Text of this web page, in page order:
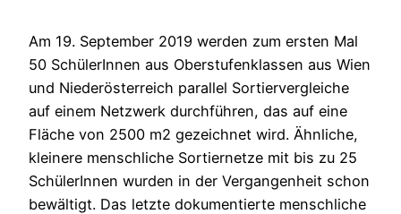
Am 19. September 2019 werden zum ersten Mal
50 SchülerInnen aus Oberstufenklassen aus Wien
und Niederösterreich parallel Sortiervergleiche
auf einem Netzwerk durchführen, das auf eine
Fläche von 2500 m2 gezeichnet wird. Ähnliche,
kleinere menschliche Sortiernetze mit bis zu 25
SchülerInnen wurden in der Vergangenheit schon
bewältigt. Das letzte dokumentierte menschliche